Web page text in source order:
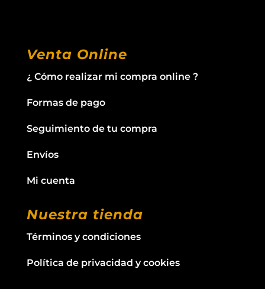
Venta Online
¿ Cómo realizar mi compra online ?
Formas de pago
Seguimiento de tu compra
Envíos
Mi cuenta
Nuestra tienda
Términos y condiciones
Política de privacidad y cookies